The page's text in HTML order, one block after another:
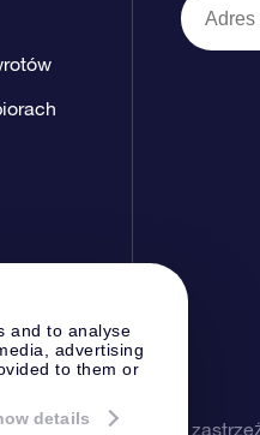
and to analyse
advertising
to them or
details
Polityka prywatności i